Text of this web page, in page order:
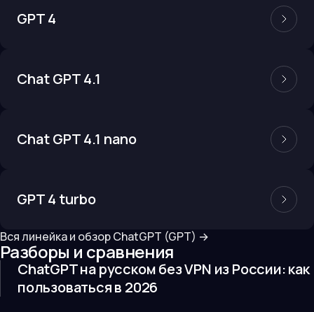
GPT 4
Chat GPT 4.1
Chat GPT 4.1 nano
GPT 4 turbo
Вся линейка и обзорChatGPT (GPT) →
Разборы и сравнения
ChatGPT на русском без VPN из России: как
пользоваться в 2026